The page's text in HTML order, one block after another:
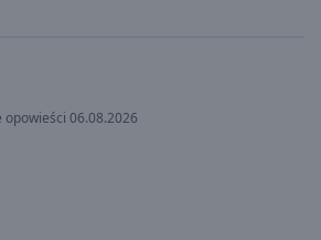
opowieści 06.08.2026